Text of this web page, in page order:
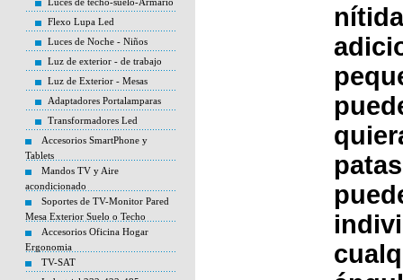
Flexo Lupa Led
Luces de Noche - Niños
Luz de exterior - de trabajo
Luz de Exterior - Mesas
Adaptadores Portalamparas
Transformadores Led
Accesorios SmartPhone y
Tablets
Mandos TV y Aire
acondicionado
Soportes de TV-Monitor Pared
Mesa Exterior Suelo o Techo
Accesorios Oficina Hogar
Ergonomia
TV-SAT